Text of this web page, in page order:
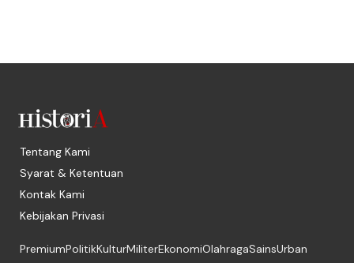
Tentang Kami
Syarat & Ketentuan
Kontak Kami
Kebijakan Privasi
PremiumPolitikKulturMiliterEkonomiOlahragaSainsUrban